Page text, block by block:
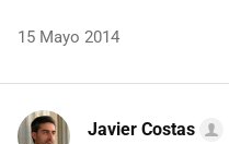
15 Mayo 2014
Javier Costas